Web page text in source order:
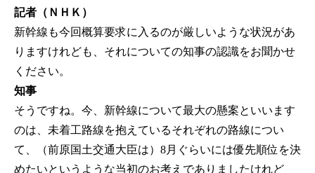
記者（ＮＨＫ）
新幹線も今回概算要求に入るのが厳しいような状況があ
りますけれども、それについての知事の認識をお聞かせ
ください。
知事
そうですね。今、新幹線について最大の懸案といいます
のは、未着工路線を抱えているそれぞれの路線につい
て、（前原国土交通大臣は）8月ぐらいには優先順位を決
めたいというような当初のお考えでありましたけれど